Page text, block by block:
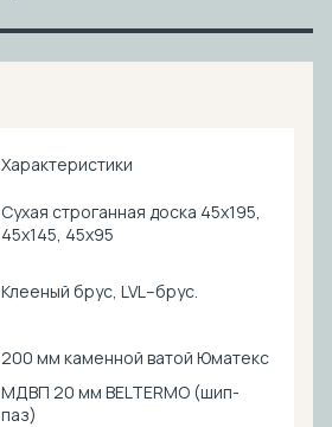
Характеристики
Сухая строганная доска 45х195,
45х145, 45х95
Клееный брус, LVL–брус.
200 мм каменной ватой Юматекс
МДВП 20 мм BELTERMO (шип-
паз)